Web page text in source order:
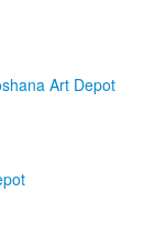
Art Depot